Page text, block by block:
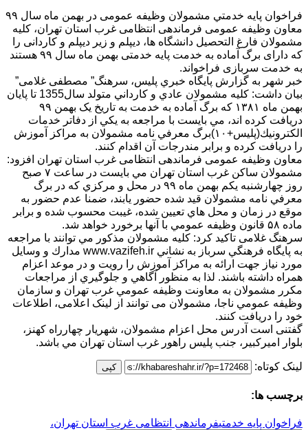
فراخوان پايه خدمتي مشمولان وظیفه عمومی در بهمن ماه سال ۹۹
معاون وظیفه عمومی فرماندهی انتظامی غرب استان تهران، کلیه
مشمولان فارغ التحصیل دانشگاه ها، دیپلم و زیر دیپلم و کاردانی را
که دارای برگ آماده به خدمت پایه خدمتی بهمن ماه سال ۹۹ هستند
به خدمت سربازی فراخواند.
خبر شهر به گزارش پايگاه خبري پليس، سرهنگ” مصطفی غلامی”
بيان داشت: كليه مشمولان عادي و كارداني متولد سال1355 تا پايان
بهمن ماه ۱۳۸۱ كه برگ آماده به خدمت به تاريخ یک بهمن ۹۹
دريافت كرده اند، مي بايست با مراجعه به يكي از دفاتر خدمات
الكترونيك(پليس+۱۰)برگ معرفي نامه مشمولان به مراكز آموزش
را دريافت کرده و برابر مندرجات آن اقدام كنند.
معاون وظیفه عمومی فرماندهی انتظامی غرب استان تهران افزود:
مشمولان ساكن غرب استان تهران مي بايست در ساعت ۷ صبح
روز چهارشنبه يكم بهمن ماه ۹۹ در محل و مركزي كه در برگ
معرفي نامه مشمولان قيد شده حضور يابند، ضمنا عدم حضور به
موقع در زمان و محل هاي تعيين شده، غيبت محسوب شده و برابر
ماده ۵۸ قانون وظيفه عمومي با آنها برخورد خواهد شد.
سرهنگ غلامی تاکید کرد: كليه مشمولان مذكور مي توانند با مراجعه
به پايگاه فرهنگي سرباز به نشاني www.vazifeh.ir مدارك و وسايل
مورد نياز جهت ارائه به مراكز آموزش را رويت و در موعد اعزام
همراه داشته باشند. لذا به منظور آگاهي و جلوگيري از مراجعات
مکرر مشمولان به معاونت وظيفه عمومي غرب تهران و سازمان
وظيفه عمومي ناجا، مشمولان می توانند از لینک اعلامی، اطلاعات
خود را دریافت کنند.
گفتنی است آدرس محل اعزام مشمولان، شهريار چهارراه كهنز،
بلوار اميركبير، جنب پلیس راهور غرب استان تهران مي باشد.
لینک کوتاه: کپی
برچسب ها:
فراخوان پايه خدمتيفرماندهی انتظامی غرب استان تهران،